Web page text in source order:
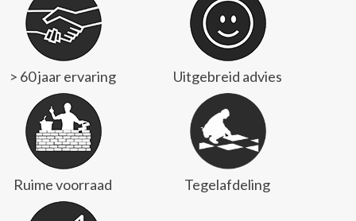
> 60 jaar ervaring Uitgebreid advies
Ruime voorraad Tegelafdeling